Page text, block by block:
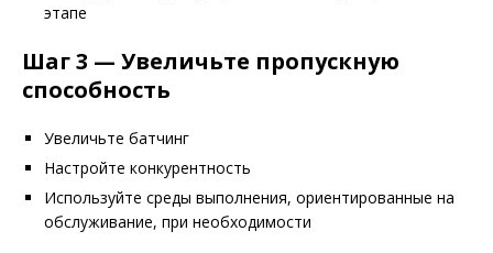
этапе
Шаг 3 — Увеличьте пропускную
способность
Увеличьте батчинг
Настройте конкурентность
Используйте среды выполнения, ориентированные на
обслуживание, при необходимости